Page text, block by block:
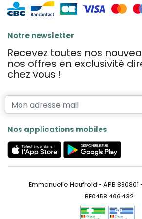
Notre newsletter
Recevez toutes nos
nos offres en exclusivité
chez vous !
Nos applications mobiles
Emmanuelle Haufroid - APB 830801
BE0458.496.432